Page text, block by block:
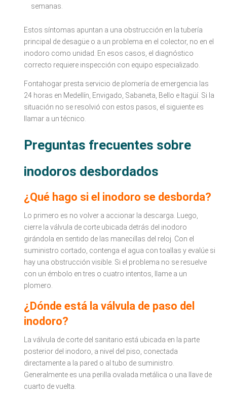
semanas.
Estos síntomas apuntan a una obstrucción en la tubería
principal de desagüe o a un problema en el colector, no en el
inodoro como unidad. En esos casos, el diagnóstico
correcto requiere inspección con equipo especializado.
Fontahogar presta servicio de plomería de emergencia las
24 horas en Medellín, Envigado, Sabaneta, Bello e Itagüí. Si la
situación no se resolvió con estos pasos, el siguiente es
llamar a un técnico.
Preguntas frecuentes sobre
inodoros desbordados
¿Qué hago si el inodoro se desborda?
Lo primero es no volver a accionar la descarga. Luego,
cierre la válvula de corte ubicada detrás del inodoro
girándola en sentido de las manecillas del reloj. Con el
suministro cortado, contenga el agua con toallas y evalúe si
hay una obstrucción visible. Si el problema no se resuelve
con un émbolo en tres o cuatro intentos, llame a un
plomero.
¿Dónde está la válvula de paso del
inodoro?
La válvula de corte del sanitario está ubicada en la parte
posterior del inodoro, a nivel del piso, conectada
directamente a la pared o al tubo de suministro.
Generalmente es una perilla ovalada metálica o una llave de
cuarto de vuelta.